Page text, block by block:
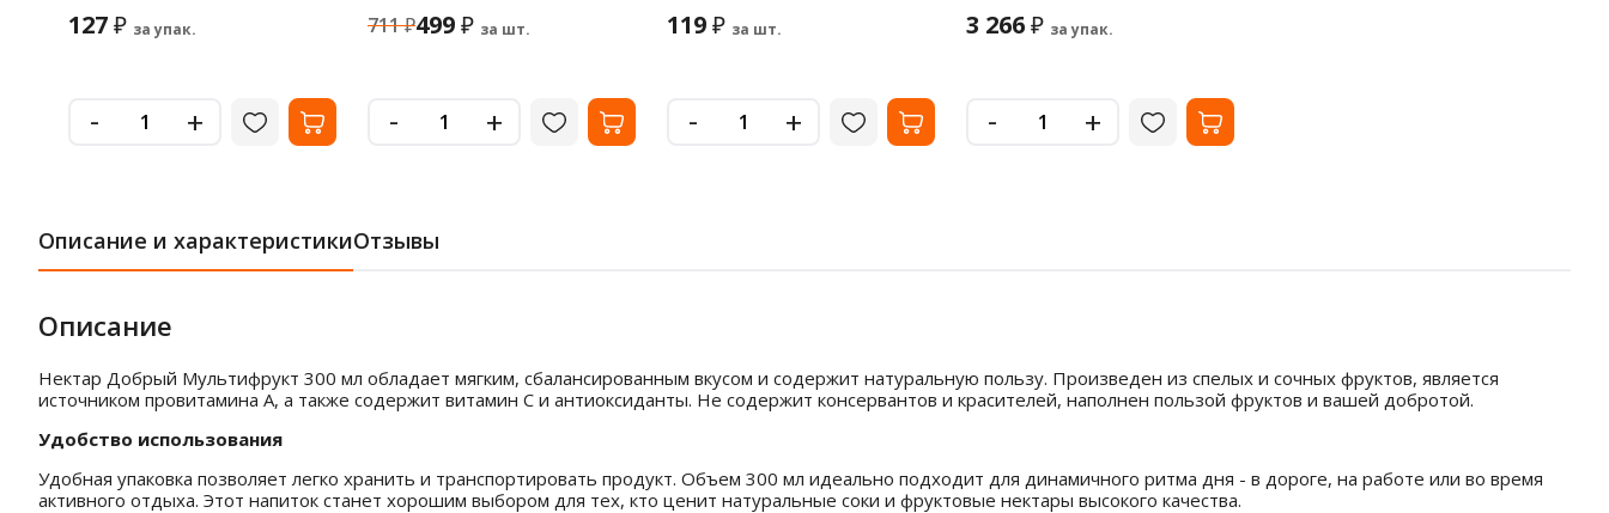
127₽ за упак.
- +
711₽499₽ за шт.
- +
119₽ за шт.
- +
3 266₽ за упак.
- +
Описание и характеристикиОтзывы
Описание
Нектар Добрый Мультифрукт 300 мл обладает мягким, сбалансированным вкусом и содержит натуральную пользу. Произведен из спелых и сочных фруктов, является
источником провитамина А, а также содержит витамин С и антиоксиданты. Не содержит консервантов и красителей, наполнен пользой фруктов и вашей добротой.
Удобство использования
Удобная упаковка позволяет легко хранить и транспортировать продукт. Объем 300 мл идеально подходит для динамичного ритма дня - в дороге, на работе или во время
активного отдыха. Этот напиток станет хорошим выбором для тех, кто ценит натуральные соки и фруктовые нектары высокого качества.